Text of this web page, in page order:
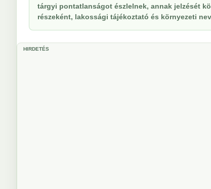
tárgyi pontatlanságot észlelnek, annak jelzését
részeként, lakossági tájékoztató és környezeti
HIRDETÉS